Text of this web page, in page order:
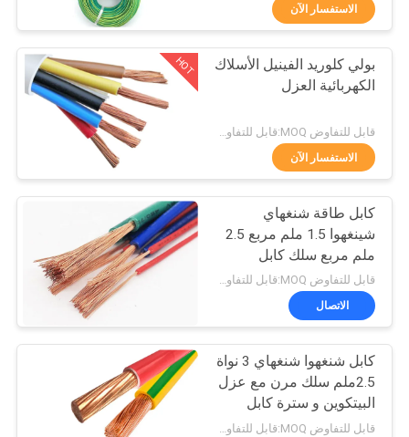
حول
بنا
جولة
المعمل
ضبط
الجودة
اتصل
بنا
أخبار
كابلات معزولة PVC
203
سلك الكابلات
الكهربائية
197
الاستفسار الآن
HOT
بولي كلوريد الفينيل الأسلاك
الكهربائية العزل
الاستفسار الآن
كابل طاقة شنغهاي
شينغهوا 1.5 ملم مربع 2.5
ملم مربع سلك كابل
كهربائي أحادي النواة
H07V-K
قابل للتفاوض MOQ:قابل للتفاوض
الاتصال
كابل شنغهوا شنغهاي 3 نواة
2.5ملم سلك مرن مع عزل
البيتكوين و سترة كابل
متعدد النواة
قابل للتفاوض MOQ:قابل للتفاوض